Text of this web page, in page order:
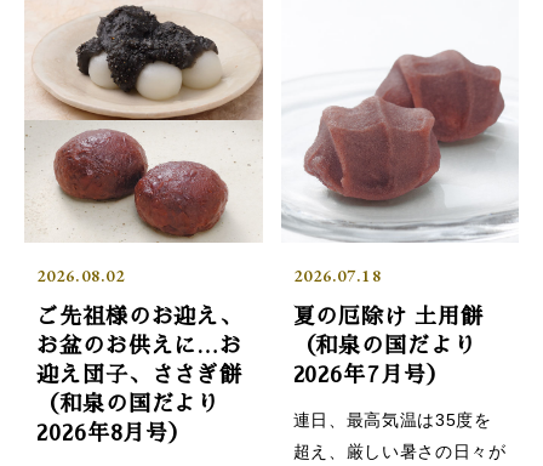
2026.08.02
ご先祖様のお迎え、
お盆のお供えに…お
迎え団子、ささぎ餅
（和泉の国だより
2026年8月号）
2026.07.18
夏の厄除け 土用餅
（和泉の国だより
2026年7月号）
連日、最高気温は35度を
超え、厳しい暑さの日々が